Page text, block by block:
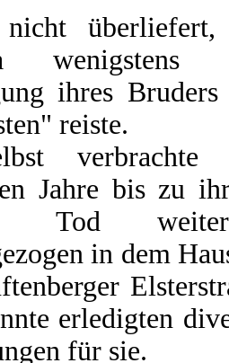
überliefert,
wenigstens
ihres
reiste.
verbrachte
Jahre bis zu
Tod
in dem
erledigten
für sie.